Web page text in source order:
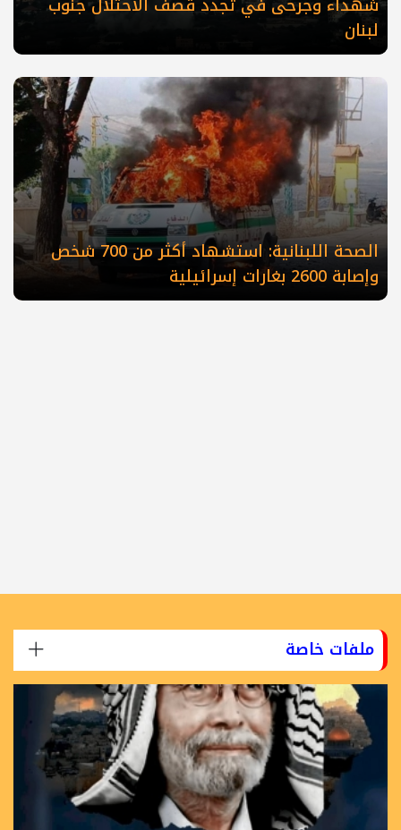
لبنان
الصحة اللبنانية: استشهاد أكثر من 700 شخص
وإصابة 2600 بغارات إسرائيلية
ملفات خاصة